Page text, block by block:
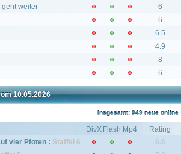
geht weiter
6
6
6.5
4.9
8
6
10.05.2026
Insgesamt: 949 neue online
DivX Flash Mp4
Rating
vier Pfoten : Staffel 6
6.6